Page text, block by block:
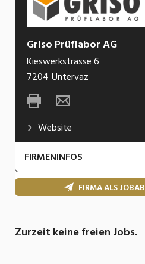
Griso Prüflabor AG
Kieswerkstrasse 6
7204 Untervaz
Website
FIRMENINFOS
Das Griso Prüflabor ist ein
welches 1998 gegründet
Überwachung der
FIRMA ALS
Zurzeit keine freien Jobs.